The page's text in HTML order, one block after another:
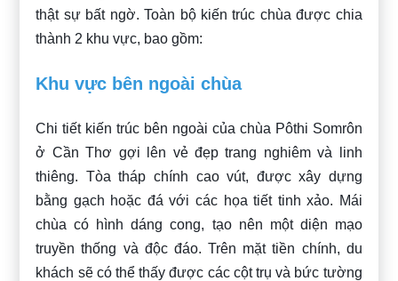
thật sự bất ngờ. Toàn bộ kiến trúc chùa được chia
thành 2 khu vực, bao gồm:
Khu vực bên ngoài chùa
Chi tiết kiến trúc bên ngoài của chùa Pôthi Somrôn
ở Cần Thơ gợi lên vẻ đẹp trang nghiêm và linh
thiêng. Tòa tháp chính cao vút, được xây dựng
bằng gạch hoặc đá với các họa tiết tinh xảo. Mái
chùa có hình dáng cong, tạo nên một diện mạo
truyền thống và độc đáo. Trên mặt tiền chính, du
khách sẽ có thể thấy được các cột trụ và bức tường